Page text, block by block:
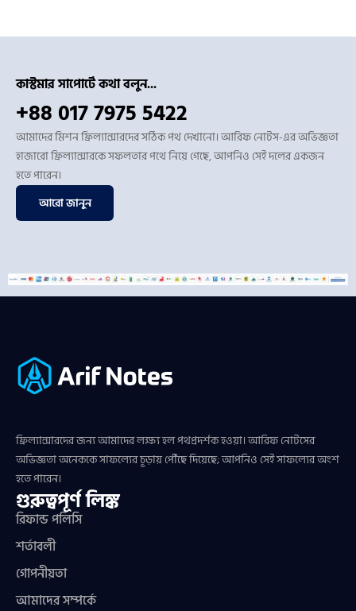
কাস্টমার সাপোর্টে কথা বলুন...
+88 017 7975 5422
আমাদের মিশন ফ্রিল্যান্সারদের সঠিক পথ দেখানো। আরিফ নোটস-এর অভিজ্ঞতা
হাজারো ফ্রিল্যান্সারকে সফলতার পথে নিয়ে গেছে, আপনিও সেই দলের একজন
হতে পারেন।
আরো জানুন
ফ্রিল্যান্সারদের জন্য আমাদের লক্ষ্য হল পথপ্রদর্শক হওয়া। আরিফ নোটসের
অভিজ্ঞতা অনেককে সাফল্যের চূড়ায় পৌঁছে দিয়েছে; আপনিও সেই সাফল্যের অংশ
হতে পারেন।
গুরুত্বপূর্ণ লিঙ্ক
রিফান্ড পলিসি
শর্তাবলী
গোপনীয়তা
আমাদের সম্পর্কে